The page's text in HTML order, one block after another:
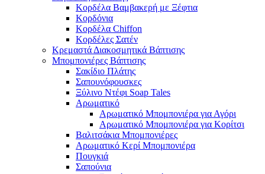
Κορδέλα Βαμβακερή με Ξέφτια
Κορδόνια
Κορδέλα Chiffon
Κορδέλες Σατέν
Κρεμαστά Διακοσμητικά Βάπτισης
Μπομπονιέρες Βάπτισης
Σακίδιο Πλάτης
Σαπουνόφουσκες
Ξύλινο Ντέφι Soap Tales
Αρωματικό
Αρωματικό Μπομπονιέρα για Αγόρι
Αρωματικό Μπομπονιέρα για Κορίτσι
Βαλιτσάκια Μπομπονιέρες
Αρωματικό Κερί Μπομπονιέρα
Πουγκιά
Σαπούνια